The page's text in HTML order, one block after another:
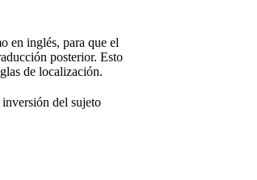
en inglés, para que el
posterior. Esto
de localización.
del sujeto